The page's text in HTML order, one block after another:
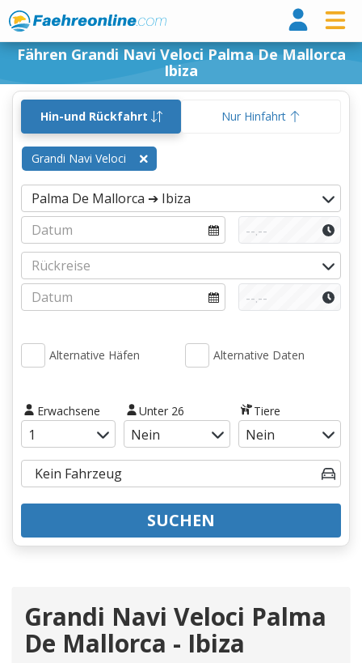
Fähren Grandi Navi Veloci Palma De Mallorca
Ibiza
Hin-und Rückfahrt Nur Hinfahrt
Grandi Navi Veloci
Alternative Häfen Alternative Daten
Erwachsene Unter 26 Tiere
SUCHEN
Grandi Navi Veloci Palma
De Mallorca - Ibiza